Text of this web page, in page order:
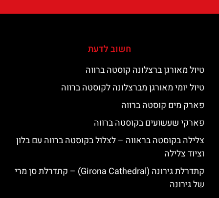
חשוב לדעת
טיול מאורגן ברצלונה קוסטה ברווה
טיול יומי מאורגן מברצלונה לקוסטה ברווה
פארק מים קוסטה ברווה
פארקי שעשועים בקוסטה ברווה
צלילה בקוסטה בראווה – לצלול בקוסטה ברווה עם בלון
וציוד צלילה
קתדרלת גירונה (Girona Cathedral) – קתדרלת סן מרי
של גירונה